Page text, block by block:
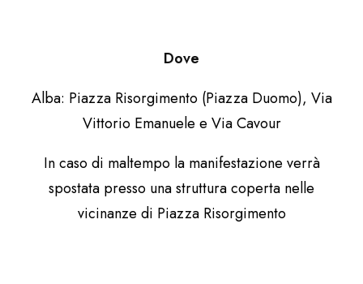
Dove
Alba: Piazza Risorgimento (Piazza Duomo), Via
Vittorio Emanuele e Via Cavour
In caso di maltempo la manifestazione verrà
spostata presso una struttura coperta nelle
vicinanze di Piazza Risorgimento